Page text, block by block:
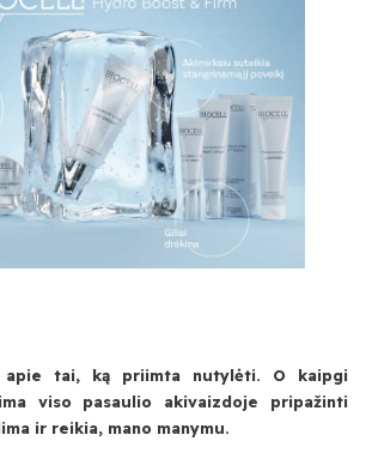
apie tai, ką priimta nutylėti. O kaipgi
viso pasaulio akivaizdoje pripažinti
ir reikia, mano manymu.